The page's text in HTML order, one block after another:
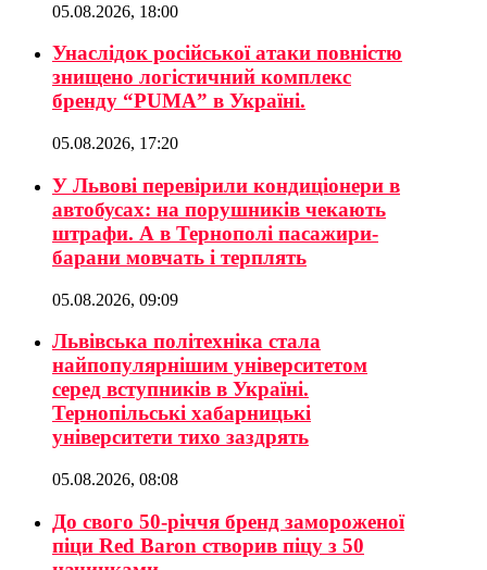
05.08.2026, 18:00
Унаслідок російської атаки повністю
знищено логістичний комплекс
бренду “PUMA” в Україні.
05.08.2026, 17:20
У Львові перевірили кондиціонери в
автобусах: на порушників чекають
штрафи. А в Тернополі пасажири-
барани мовчать і терплять
05.08.2026, 09:09
Львівська політехніка стала
найпопулярнішим університетом
серед вступників в Україні.
Тернопільські хабарницькі
університети тихо заздрять
05.08.2026, 08:08
До свого 50-річчя бренд замороженої
піци Red Baron створив піцу з 50